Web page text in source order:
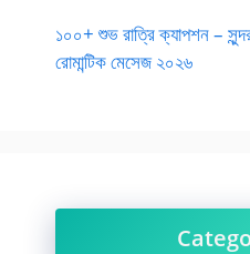
১০০+ শুভ রাত্রি ক্যাপশন –
রোমান্টিক মেসেজ ২০২৬